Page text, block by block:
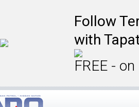
Follow
with
FREE -